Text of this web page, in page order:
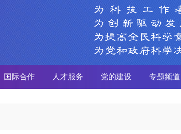
国际合作 人才服务 党的建设 专题频道